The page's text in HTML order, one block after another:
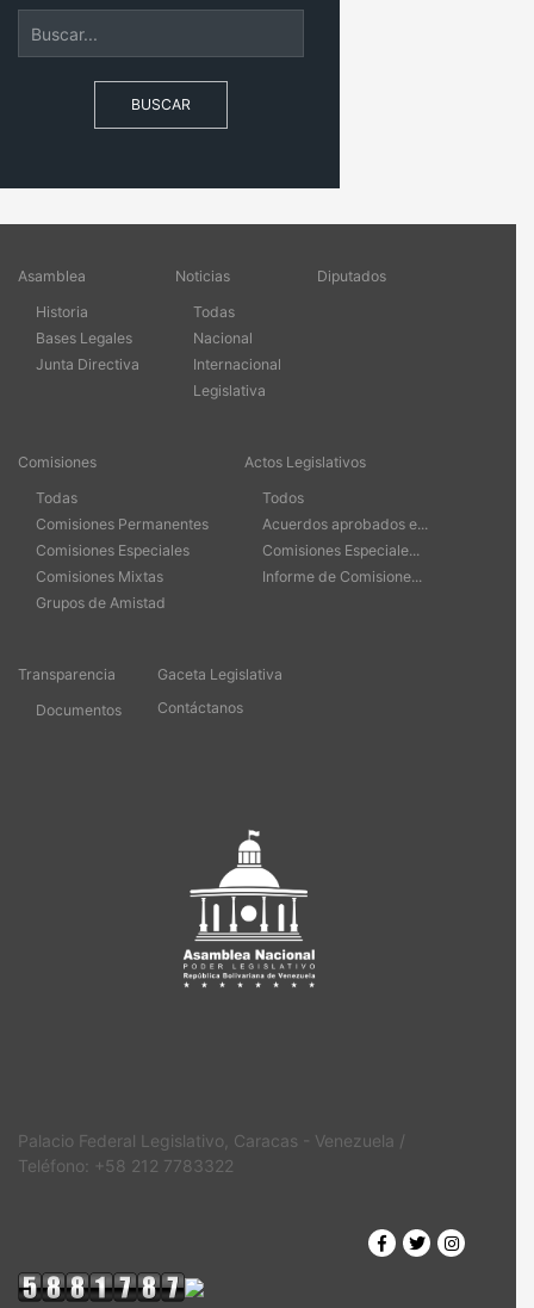
BUSCAR
Asamblea
Historia
Bases Legales
Junta Directiva
Noticias
Todas
Nacional
Internacional
Legislativa
Diputados
Comisiones
Todas
Comisiones Permanentes
Comisiones Especiales
Comisiones Mixtas
Grupos de Amistad
Actos Legislativos
Todos
Acuerdos aprobados e...
Comisiones Especiale...
Informe de Comisione...
Transparencia
Documentos
Gaceta Legislativa
Contáctanos
Palacio Federal Legislativo, Caracas - Venezuela /
Teléfono: +58 212 7783322